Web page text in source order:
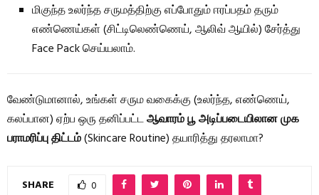
மிகுந்த உலர்ந்த சருமத்திற்கு எப்போதும் ஈரப்பதம் தரும்
எண்ணெய்கள் (சிட்டிலெண்ணெய், ஆலிவ் ஆயில்) சேர்த்து
Face Pack செய்யலாம்.
வேண்டுமானால், உங்கள் சரும வகைக்கு (உலர்ந்த, எண்ணெய்,
கலப்பான) ஏற்ப ஒரு தனிப்பட்டஆவாரம் பூ அடிப்படையிலான முக
பராமரிப்பு திட்டம்(Skincare Routine) தயாரித்து தரலாமா?
SHARE 0